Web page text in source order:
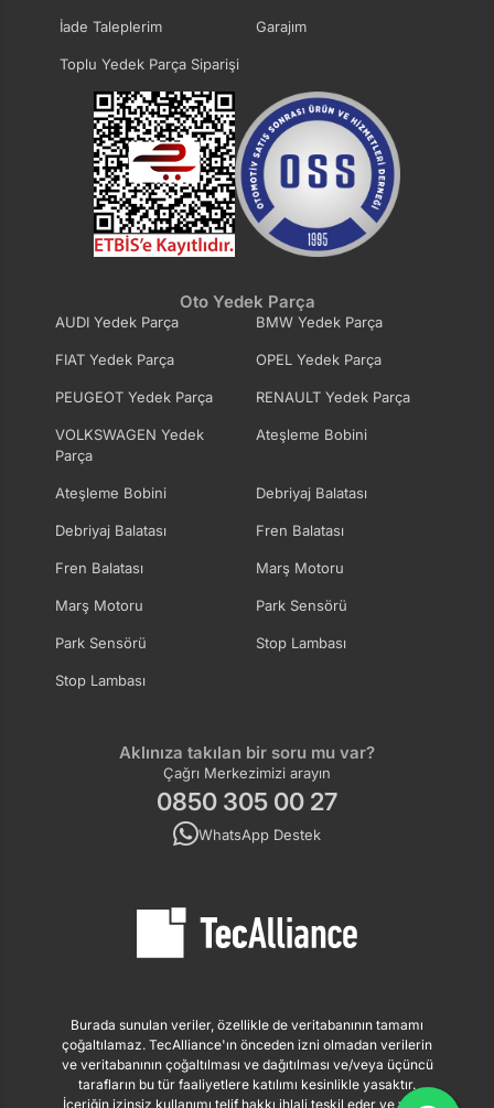
İade Taleplerim Garajım
Toplu Yedek Parça Siparişi
Oto Yedek Parça
AUDI Yedek Parça BMW Yedek Parça
FIAT Yedek Parça OPEL Yedek Parça
PEUGEOT Yedek Parça RENAULT Yedek Parça
VOLKSWAGEN Yedek
Parça
Ateşleme Bobini
Ateşleme Bobini Debriyaj Balatası
Debriyaj Balatası Fren Balatası
Fren Balatası Marş Motoru
Marş Motoru Park Sensörü
Park Sensörü Stop Lambası
Stop Lambası
Aklınıza takılan bir soru mu var?
Çağrı Merkezimizi arayın
0850 305 00 27
WhatsApp Destek
Burada sunulan veriler, özellikle de veritabanının tamamı
çoğaltılamaz. TecAlliance'ın önceden izni olmadan verilerin
ve veritabanının çoğaltılması ve dağıtılması ve/veya üçüncü
tarafların bu tür faaliyetlere katılımı kesinlikle yasaktır.
İçeriğin izinsiz kullanımı telif hakkı ihlali teşkil eder ve yasal